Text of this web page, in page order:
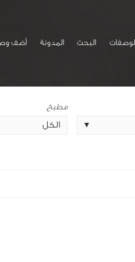
البحث المدونة أضف
مطبخ